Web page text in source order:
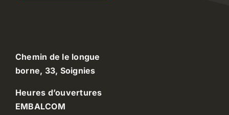
Chemin de le longue
borne, 33, Soignies
Heures d’ouvertures
EMBALCOM